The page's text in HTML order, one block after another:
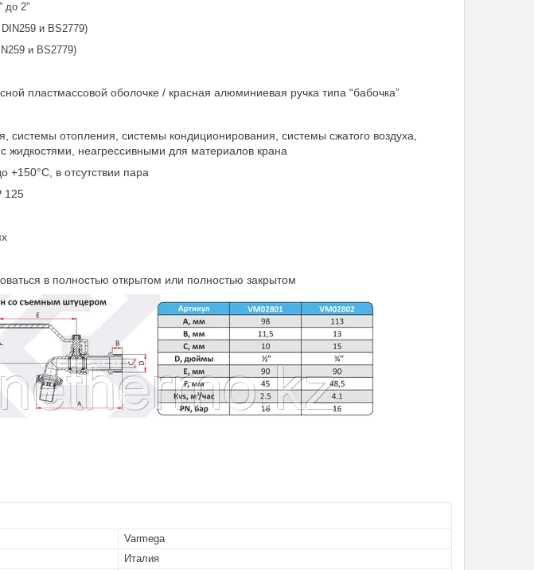
до 2”
и BS2779)
и BS2779)
пластмассовой оболочке / красная алюминиевая ручка типа “бабочка”
системы отопления, системы кондиционирования, системы сжатого воздуха,
неагрессивными для материалов крана
+150°С, в отсутствии пара
125
в полностью открытом или полностью закрытом
Varmega
Италия